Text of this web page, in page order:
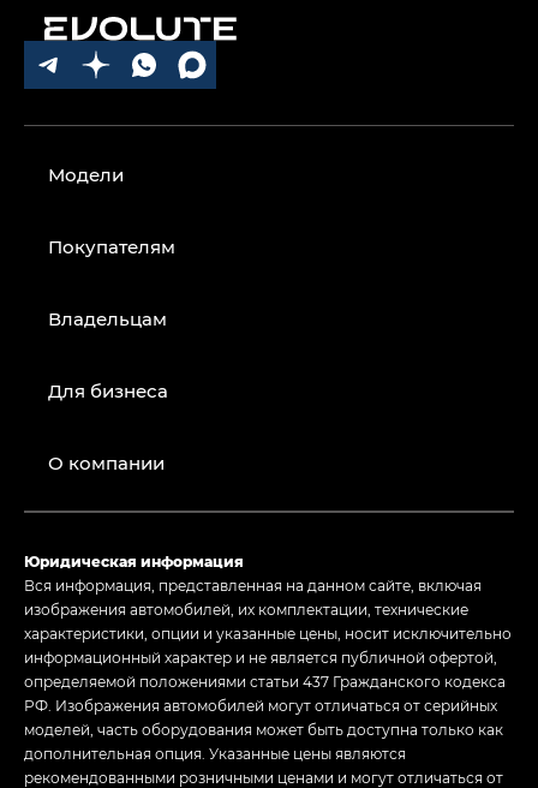
Модели
Покупателям
Владельцам
Для бизнеса
О компании
Юридическая информация
Вся информация, представленная на данном сайте, включая
изображения автомобилей, их комплектации, технические
характеристики, опции и указанные цены, носит исключительно
информационный характер и не является публичной офертой,
определяемой положениями статьи 437 Гражданского кодекса
РФ. Изображения автомобилей могут отличаться от серийных
моделей, часть оборудования может быть доступна только как
дополнительная опция. Указанные цены являются
рекомендованными розничными ценами и могут отличаться от